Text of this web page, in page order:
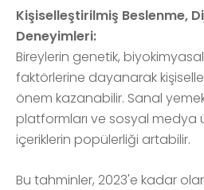
Kişiselleştirilmiş Beslenme,
Deneyimleri:
Bireylerin genetik,
faktörlerine dayanarak
önem kazanabilir. Sanal
platformları ve sosyal medya
içeriklerin popülerliği artabilir.
Bu tahminler, 2023'e kadar